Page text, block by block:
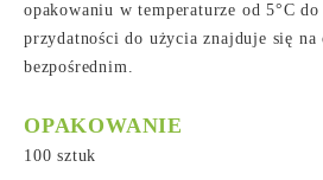
opakowaniu w temperaturze od 5°C
przydatności do użycia znajduje się na
bezpośrednim.
OPAKOWANIE
100 sztuk